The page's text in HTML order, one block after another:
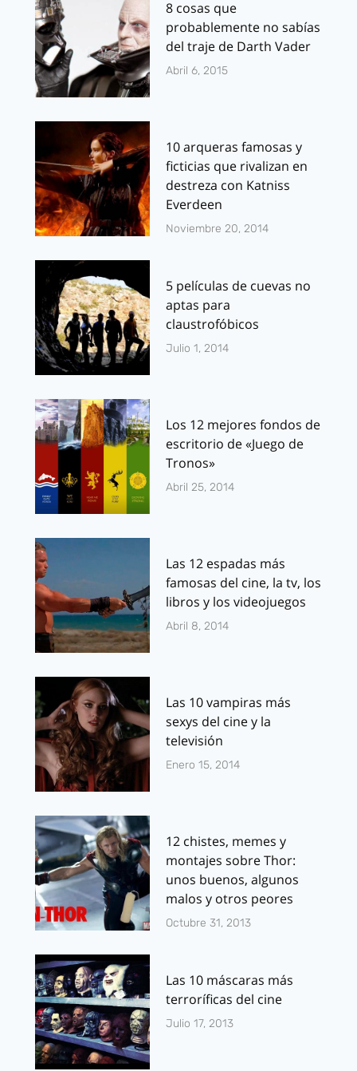
8 cosas que
probablemente no sabías
del traje de Darth Vader
Abril 6, 2015
10 arqueras famosas y
ficticias que rivalizan en
destreza con Katniss
Everdeen
Noviembre 20, 2014
5 películas de cuevas no
aptas para
claustrofóbicos
Julio 1, 2014
Los 12 mejores fondos de
escritorio de «Juego de
Tronos»
Abril 25, 2014
Las 12 espadas más
famosas del cine, la tv, los
libros y los videojuegos
Abril 8, 2014
Las 10 vampiras más
sexys del cine y la
televisión
Enero 15, 2014
12 chistes, memes y
montajes sobre Thor:
unos buenos, algunos
malos y otros peores
Octubre 31, 2013
Las 10 máscaras más
terroríficas del cine
Julio 17, 2013